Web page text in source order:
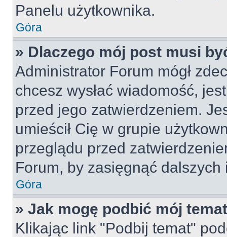
Panelu użytkownika.
Góra
» Dlaczego mój post musi
Administrator Forum mógł
chcesz wysłać wiadomość,
przed jego zatwierdzeniem.
umieścił Cię w grupie
przeglądu przed
Forum, by zasięgnąć dalszych
Góra
» Jak mogę podbić mój
Klikając link "Podbij temat"